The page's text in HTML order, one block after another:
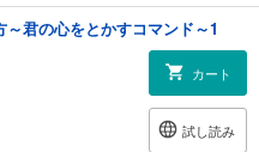
君の心をとかすコマンド～1
カート
試し読み